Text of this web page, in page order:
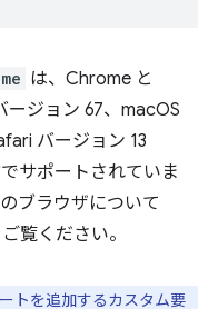
は、Chrome と
ジョン 67、macOS
バージョン 13
サポートされていま
ブラウザについて
覧ください。
トを追加するカスタム要